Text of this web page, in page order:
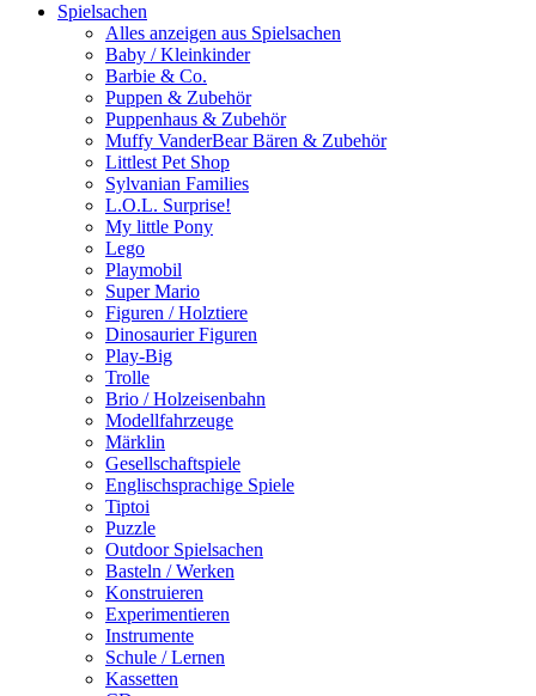
Spielsachen
Alles anzeigen aus Spielsachen
Baby / Kleinkinder
Barbie & Co.
Puppen & Zubehör
Puppenhaus & Zubehör
Muffy VanderBear Bären & Zubehör
Littlest Pet Shop
Sylvanian Families
L.O.L. Surprise!
My little Pony
Lego
Playmobil
Super Mario
Figuren / Holztiere
Dinosaurier Figuren
Play-Big
Trolle
Brio / Holzeisenbahn
Modellfahrzeuge
Märklin
Gesellschaftspiele
Englischsprachige Spiele
Tiptoi
Puzzle
Outdoor Spielsachen
Basteln / Werken
Konstruieren
Experimentieren
Instrumente
Schule / Lernen
Kassetten